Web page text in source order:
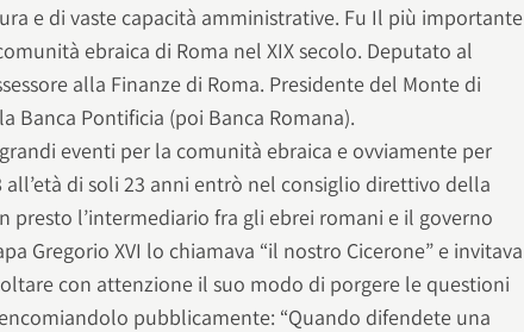
e di vaste capacità amministrative. Fu Il più importante
ebraica di Roma nel XIX secolo. Deputato al
alla Finanze di Roma. Presidente del Monte di
Banca Pontificia (poi Banca Romana).
eventi per la comunità ebraica e ovviamente per
all’età di soli 23 anni entrò nel consiglio direttivo della
presto l’intermediario fra gli ebrei romani e il governo
Gregorio XVI lo chiamava “il nostro Cicerone” e invitava
con attenzione il suo modo di porgere le questioni
pubblicamente: “Quando difendete una